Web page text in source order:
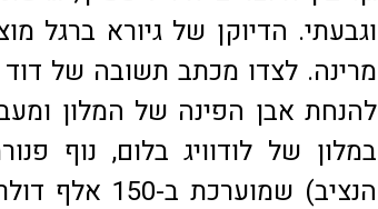
וגבעתי. הדיוקן של גיורא ברגל
מרינה. לצדו מכתב תשובה של דוד
להנחת אבן הפינה של המלון
במלון של לודוויג בלום, נוף
הנציב)